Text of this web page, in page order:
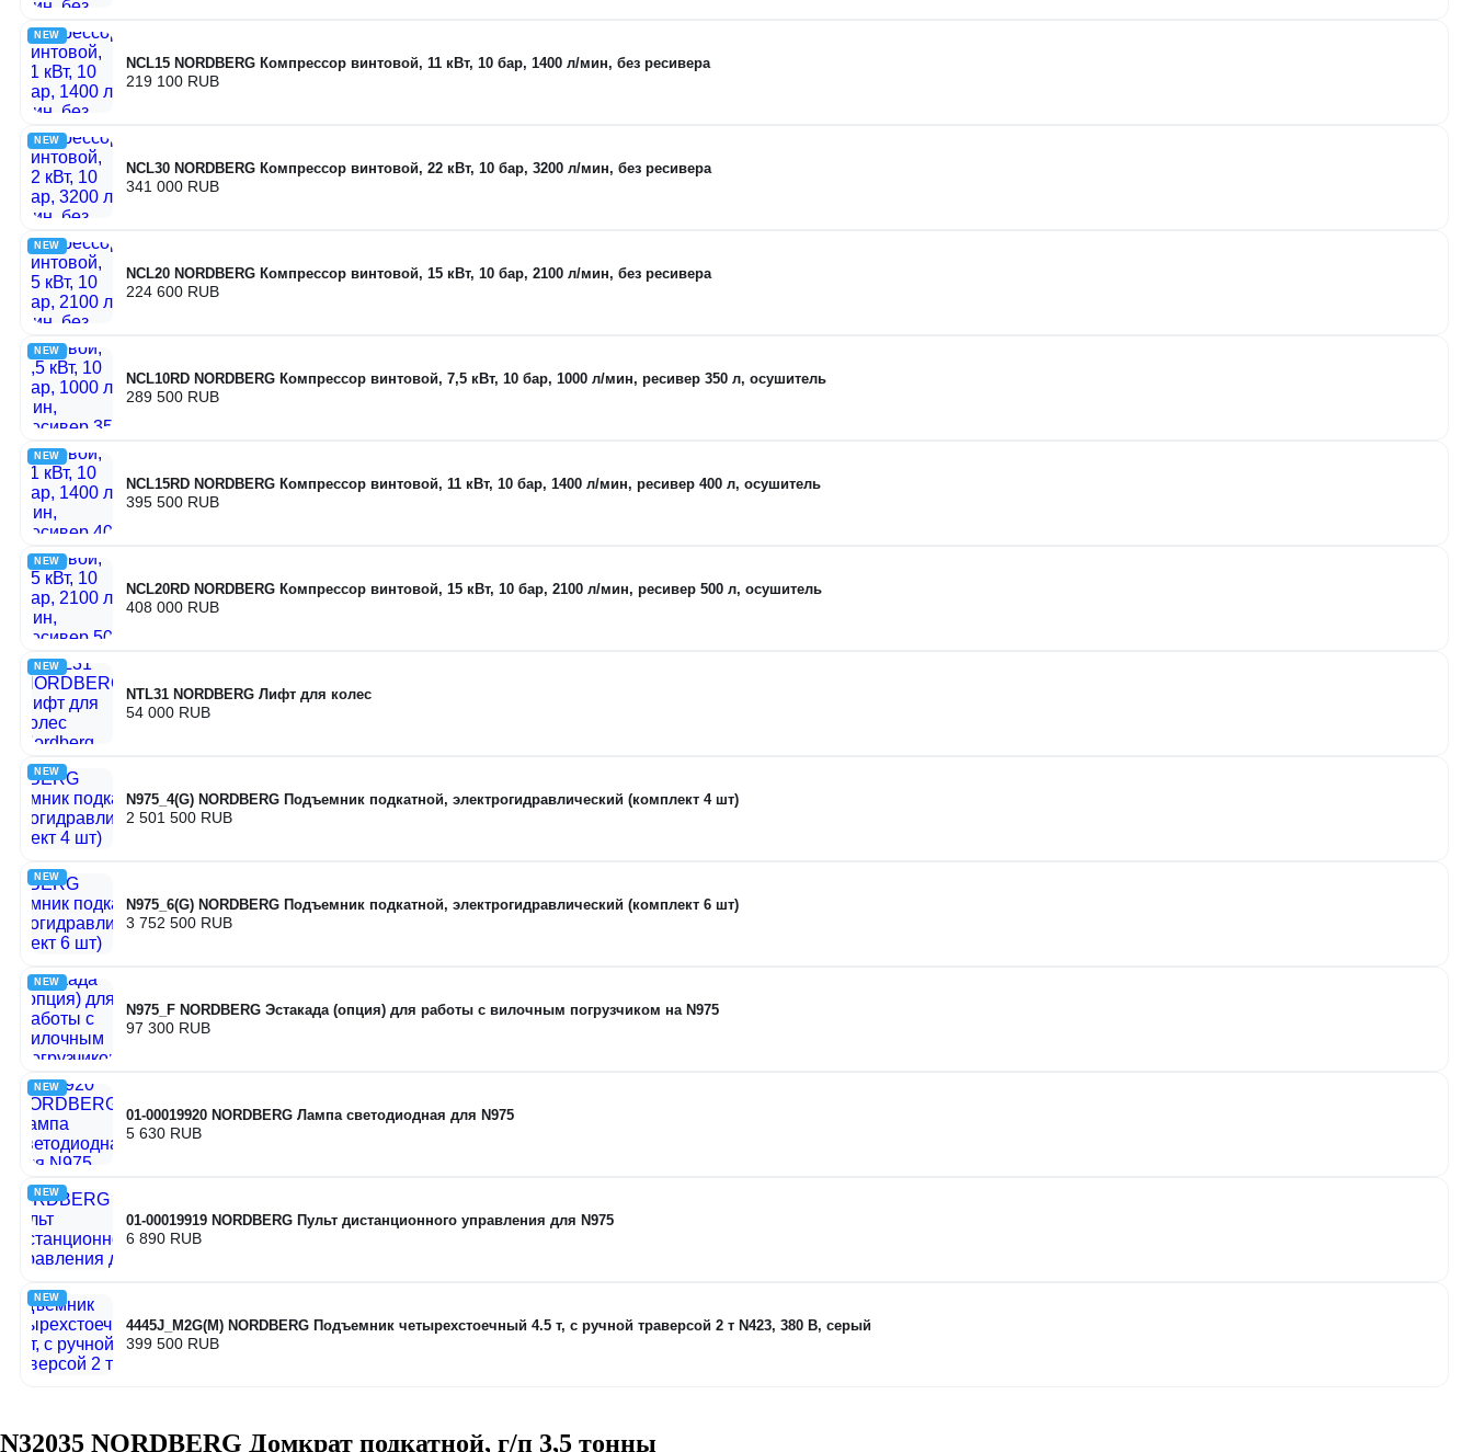
NEW
NCL15 NORDBERG Компрессор винтовой, 11 кВт, 10 бар, 1400 л/мин, без ресивера
219 100 RUB
NEW
NCL30 NORDBERG Компрессор винтовой, 22 кВт, 10 бар, 3200 л/мин, без ресивера
341 000 RUB
NEW
NCL20 NORDBERG Компрессор винтовой, 15 кВт, 10 бар, 2100 л/мин, без ресивера
224 600 RUB
NEW
NCL10RD NORDBERG Компрессор винтовой, 7,5 кВт, 10 бар, 1000 л/мин, ресивер 350 л, осушитель
289 500 RUB
NEW
NCL15RD NORDBERG Компрессор винтовой, 11 кВт, 10 бар, 1400 л/мин, ресивер 400 л, осушитель
395 500 RUB
NEW
NCL20RD NORDBERG Компрессор винтовой, 15 кВт, 10 бар, 2100 л/мин, ресивер 500 л, осушитель
408 000 RUB
NEW
NTL31 NORDBERG Лифт для колес
54 000 RUB
NEW
N975_4(G) NORDBERG Подъемник подкатной, электрогидравлический (комплект 4 шт)
2 501 500 RUB
NEW
N975_6(G) NORDBERG Подъемник подкатной, электрогидравлический (комплект 6 шт)
3 752 500 RUB
NEW
N975_F NORDBERG Эстакада (опция) для работы с вилочным погрузчиком на N975
97 300 RUB
NEW
01-00019920 NORDBERG Лампа светодиодная для N975
5 630 RUB
NEW
01-00019919 NORDBERG Пульт дистанционного управления для N975
6 890 RUB
NEW
4445J_M2G(M) NORDBERG Подъемник четырехстоечный 4.5 т, с ручной траверсой 2 т N423, 380 В, серый
399 500 RUB
N32035 NORDBERG Домкрат подкатной, г/п 3,5 тонны